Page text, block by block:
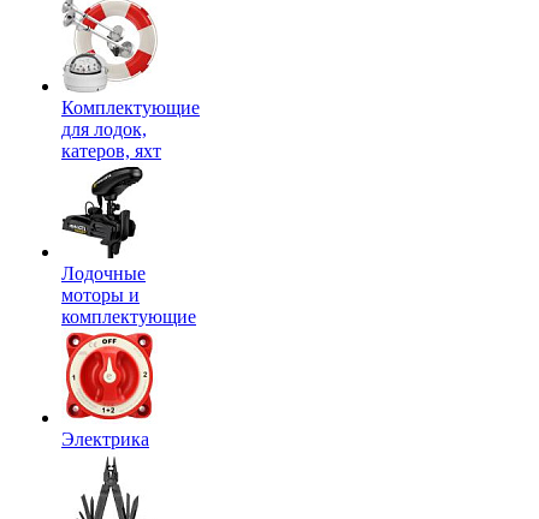
Комплектующие
для лодок,
катеров, яхт
Лодочные
моторы и
комплектующие
Электрика